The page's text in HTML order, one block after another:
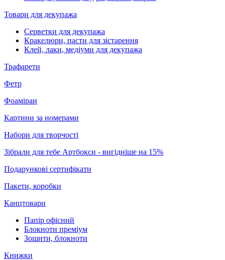
Товари для декупажа
Серветки для декупажа
Кракелюри, пасти для зістарення
Клей, лаки, медіуми для декупажа
Трафарети
Фетр
Фоаміран
Картини за номерами
Набори для творчості
Зібрали для тебе Артбокси - вигідніше на 15%
Подарункові сертифікати
Пакети, коробки
Канцтовари
Папір офісний
Блокноти преміум
Зошити, блокноти
Книжки